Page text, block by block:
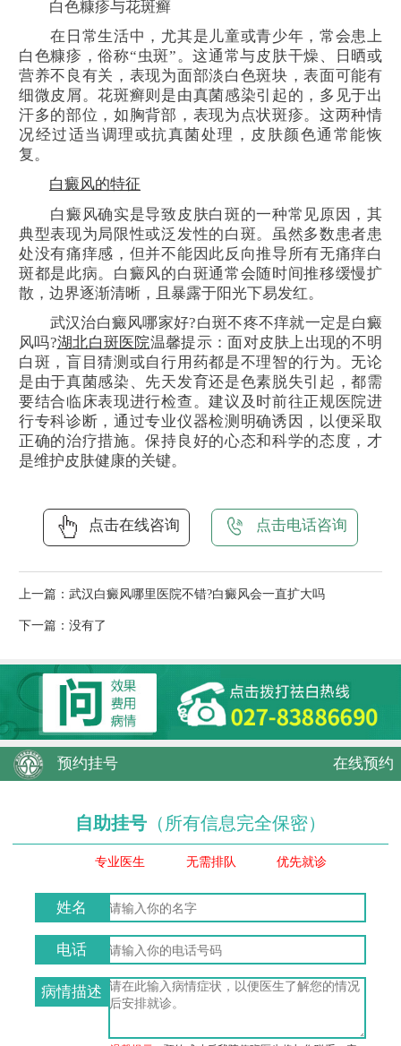
白色糠疹与花斑癣
在日常生活中，尤其是儿童或青少年，常会患上
白色糠疹，俗称“虫斑”。这通常与皮肤干燥、日晒或
营养不良有关，表现为面部淡白色斑块，表面可能有
细微皮屑。花斑癣则是由真菌感染引起的，多见于出
汗多的部位，如胸背部，表现为点状斑疹。这两种情
况经过适当调理或抗真菌处理，皮肤颜色通常能恢
复。
白癜风的特征
白癜风确实是导致皮肤白斑的一种常见原因，其
典型表现为局限性或泛发性的白斑。虽然多数患者患
处没有痛痒感，但并不能因此反向推导所有无痛痒白
斑都是此病。白癜风的白斑通常会随时间推移缓慢扩
散，边界逐渐清晰，且暴露于阳光下易发红。
武汉治白癜风哪家好?白斑不疼不痒就一定是白癜
风吗?湖北白斑医院温馨提示：面对皮肤上出现的不明
白斑，盲目猜测或自行用药都是不理智的行为。无论
是由于真菌感染、先天发育还是色素脱失引起，都需
要结合临床表现进行检查。建议及时前往正规医院进
行专科诊断，通过专业仪器检测明确诱因，以便采取
正确的治疗措施。保持良好的心态和科学的态度，才
是维护皮肤健康的关键。
点击在线咨询 点击电话咨询
上一篇： 武汉白癜风哪里医院不错?白癜风会一直扩大吗
下一篇：没有了
预约挂号 在线预约
自助挂号 （所有信息完全保密）
专业医生 无需排队 优先就诊
姓名
电话
病情描述